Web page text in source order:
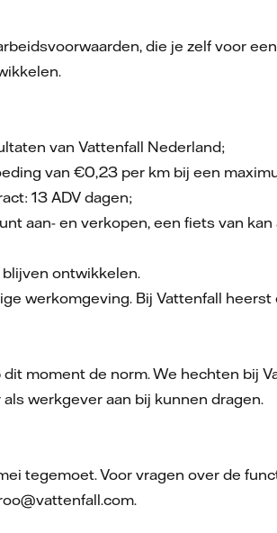
die je zelf voor
van Vattenfall Nederland;
van €0,23 per km bij een
13 ADV dagen;
aan- en verkopen, een fiets van
ontwikkelen.
werkomgeving. Bij Vattenfall
moment de norm. We hechten bij
werkgever aan bij kunnen dragen.
tegemoet. Voor vragen over de